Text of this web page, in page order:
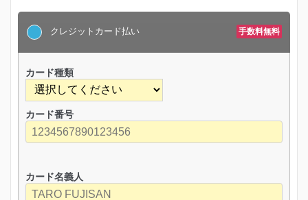
クレジットカード払い 手数料無料
カード種類
カード番号
カード名義人